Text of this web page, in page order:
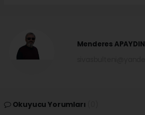
Menderes APAYDIN
Okuyucu Yorumları